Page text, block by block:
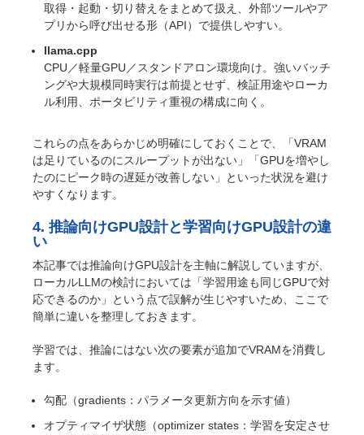
取得・起動・切り替えをまとめて扱え、外部ツールやア
プリから呼び出せる形（API）で提供しやすい。
llama.cpp
CPU／軽量GPU／スタンドアロン環境向け。強いバッチ
ングや大規模同時実行は前提とせず、検証用途やローカ
ル利用、ポータビリティ重視の構成に向く。
これらの点をあらかじめ明確にしておくことで、「VRAM
は足りているのにスループットが出ない」「GPUを増やし
たのにピーク時の遅延が改善しない」といった状況を避け
やすくなります。
4. 推論向けGPU設計と学習向けGPU設計の違
い
本記事では推論向けGPU設計を主軸に解説していますが、
ローカルLLMの検討においては「学習用途も同じGPUで対
応できるのか」という点で誤解が生じやすいため、ここで
簡単に違いを整理しておきます。
学習では、推論にはない次の要素が追加でVRAMを消費し
ます。
勾配（gradients：パラメータ更新方向を示す値）
オプティマイザ状態（optimizer states：学習を安定させ